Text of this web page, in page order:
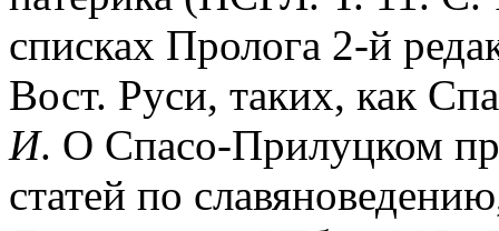
списках Пролога 2-й
Вост. Руси, таких, как
И. О Спасо-Прилуцком
статей по